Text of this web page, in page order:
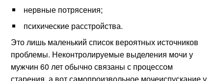
нервные потрясения;
психические расстройства.
Это лишь маленький список вероятных источников
проблемы. Неконтролируемые выделения мочи у
мужчин 60 лет обычно связаны с процессом